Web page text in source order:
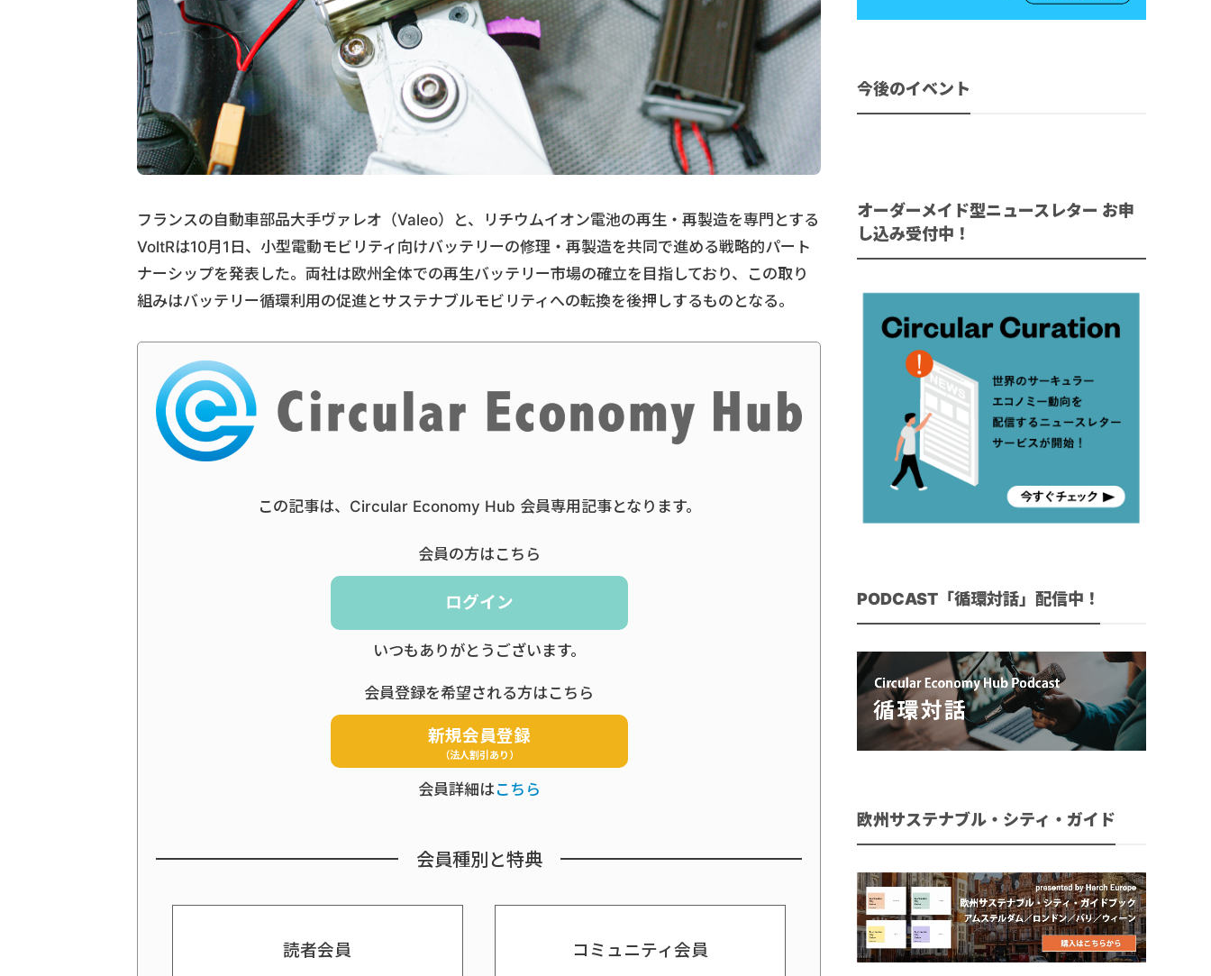
フランスの自動車部品大手ヴァレオ（Valeo）と、リチウムイオン電池の再生・再製造を専門とする
VoltRは10月1日、小型電動モビリティ向けバッテリーの修理・再製造を共同で進める戦略的パート
ナーシップを発表した。両社は欧州全体での再生バッテリー市場の確立を目指しており、この取り
組みはバッテリー循環利用の促進とサステナブルモビリティへの転換を後押しするものとなる。
この記事は、Circular Economy Hub 会員専用記事となります。
会員の方はこちら
ログイン
いつもありがとうございます。
会員登録を希望される方はこちら
新規会員登録
（法人割引あり）
会員詳細はこちら
会員種別と特典
読者会員 コミュニティ会員
今後のイベント
オーダーメイド型ニュースレター お申
し込み受付中！
PODCAST「循環対話」配信中！
欧州サステナブル・シティ・ガイド